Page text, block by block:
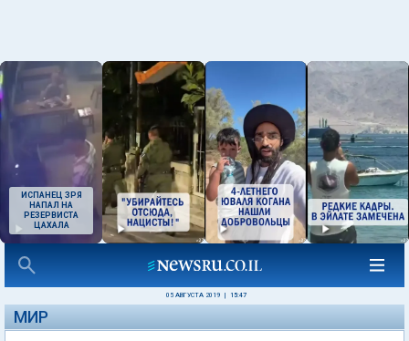
ИСПАНЕЦ ЗРЯ
НАПАЛ НА
РЕЗЕРВИСТА
ЦАХАЛА
05 АВГУСТА 2019 15:47
МИР